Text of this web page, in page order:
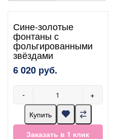
Сине-золотые
фонтаны с
фольгированными
звёздами
6 020 руб.
- +
Купить
Заказать в 1 клик